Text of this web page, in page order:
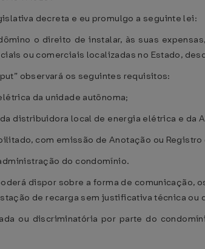
decreta e eu promulgo a seguinte lei:
o direito de instalar, às suas
ou comerciais localizadas no Estado,
observará os seguintes requisitos:
da unidade autônoma;
distribuidora local de energia elétrica e da
com emissão de Anotação ou Registro
do condomínio.
dispor sobre a forma de
de recarga sem justificativa técnica
ou discriminatória por parte do